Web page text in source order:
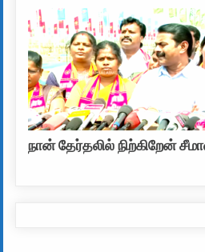
நான் தேர்தலில் நிற்கிறேன்